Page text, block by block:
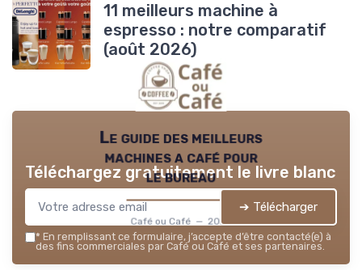
11 meilleurs machine à
espresso : notre comparatif
(août 2026)
Le guide des meilleurs
machines a café pour
le bureau
Café ou Café — 2026
Téléchargez gratuitement le livre blanc
➔ Télécharger
* En remplissant ce formulaire, j’accepte d’être contacté(e) à
des fins commerciales par Café ou Café et ses partenaires.